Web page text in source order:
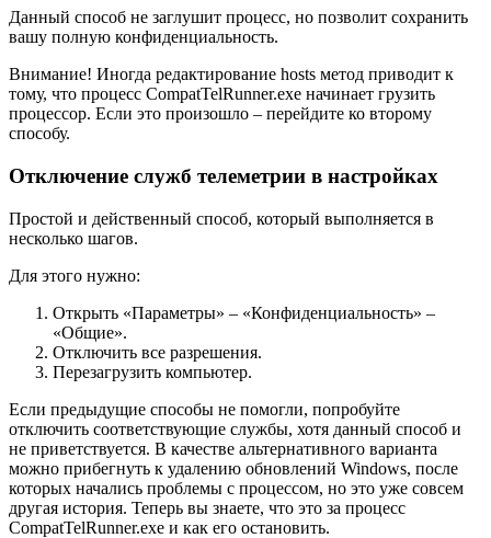
Данный способ не заглушит процесс, но позволит сохранить
вашу полную конфиденциальность.
Внимание! Иногда редактирование hosts метод приводит к
тому, что процесс CompatTelRunner.exe начинает грузить
процессор. Если это произошло – перейдите ко второму
способу.
Отключение служб телеметрии в настройках
Простой и действенный способ, который выполняется в
несколько шагов.
Для этого нужно:
Открыть «Параметры» – «Конфиденциальность» –
«Общие».
Отключить все разрешения.
Перезагрузить компьютер.
Если предыдущие способы не помогли, попробуйте
отключить соответствующие службы, хотя данный способ и
не приветствуется. В качестве альтернативного варианта
можно прибегнуть к удалению обновлений Windows, после
которых начались проблемы с процессом, но это уже совсем
другая история. Теперь вы знаете, что это за процесс
CompatTelRunner.exe и как его остановить.